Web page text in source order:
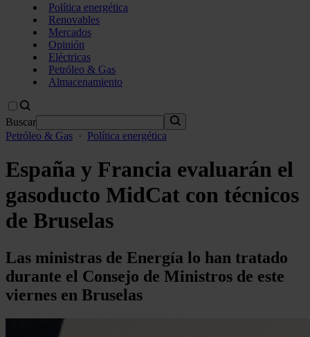
Política energética
Renovables
Mercados
Opinión
Eléctricas
Petróleo & Gas
Almacenamiento
Buscar
Petróleo & Gas · Política energética
España y Francia evaluarán el
gasoducto MidCat con técnicos
de Bruselas
Las ministras de Energía lo han tratado
durante el Consejo de Ministros de este
viernes en Bruselas